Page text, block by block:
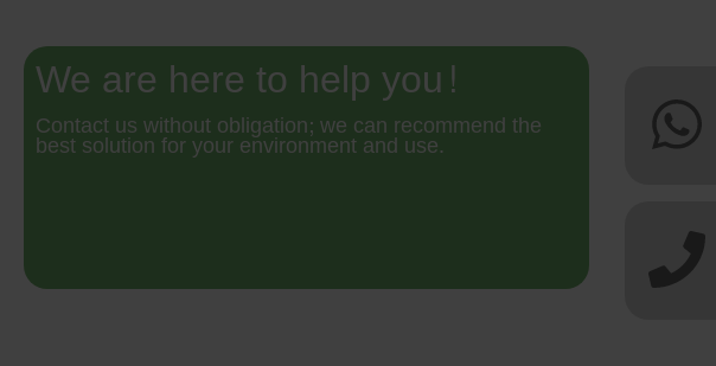
We are here to help you!
Contact us without obligation; we can recommend the
best solution for your environment and use.